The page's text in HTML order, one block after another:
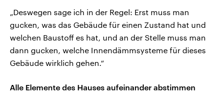
„Deswegen sage ich in der Regel: Erst muss man
gucken, was das Gebäude für einen Zustand hat und
welchen Baustoff es hat, und an der Stelle muss man
dann gucken, welche Innendämmsysteme für dieses
Gebäude wirklich gehen.“
Alle Elemente des Hauses aufeinander abstimmen